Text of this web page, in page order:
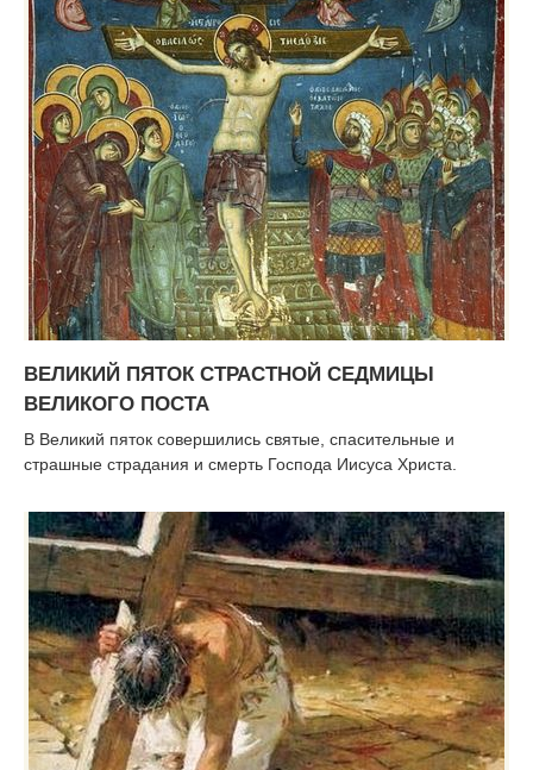
ВЕЛИКИЙ ПЯТОК СТРАСТНОЙ СЕДМИЦЫ
ВЕЛИКОГО ПОСТА
В Великий пяток совершились святые, спасительные и
страшные страдания и смерть Господа Иисуса Христа.